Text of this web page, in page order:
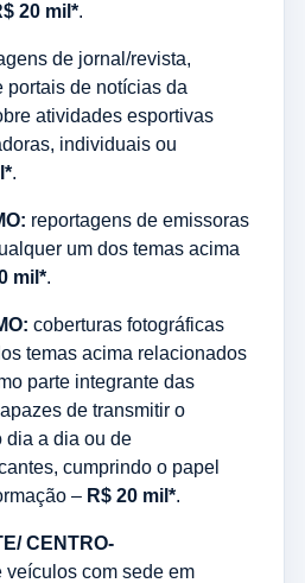
20 mil*.
de jornal/revista,
portais de notícias da
atividades esportivas
individuais ou
.
reportagens de emissoras
um dos temas acima
mil*.
coberturas fotográficas
temas acima relacionados
parte integrante das
de transmitir o
dia a dia ou de
cumprindo o papel
– R$ 20 mil*.
CENTRO-
veículos com sede em